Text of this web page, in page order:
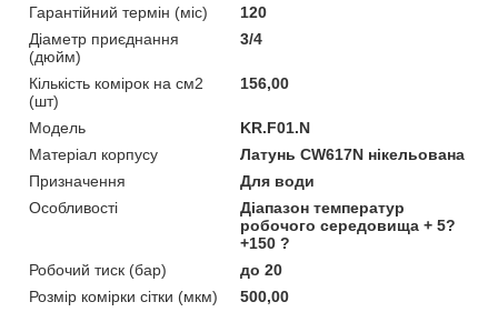
Гарантійний термін (міс)
120
Діаметр приєднання
(дюйм)
3/4
Кількість комірок на см2
(шт)
156,00
Мoдель
KR.F01.N
Матеріал корпусу
Латунь CW617N нікельована
Призначення
Для води
Особливості
Діапазон температур
робочого середовища + 5?
+150 ?
Робочий тиск (бар)
до 20
Розмір комірки сітки (мкм)
500,00